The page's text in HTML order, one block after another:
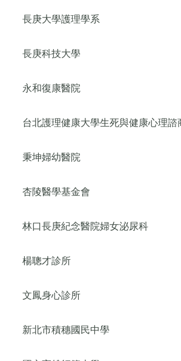
長庚大學護理學系
長庚科技大學
永和復康醫院
台北護理健康大學生死與健康心理諮
秉坤婦幼醫院
杏陵醫學基金會
林口長庚紀念醫院婦女泌尿科
楊聰才診所
文鳳身心診所
新北市積穗國民中學